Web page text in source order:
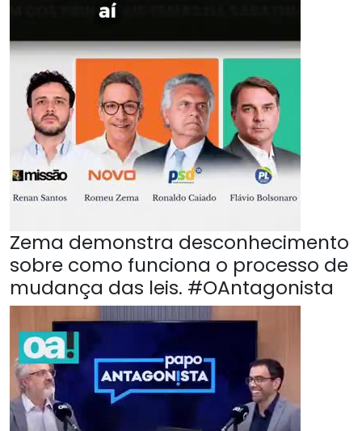
Zema demonstra desconhecimento
sobre como funciona o processo de
mudança das leis. #OAntagonista